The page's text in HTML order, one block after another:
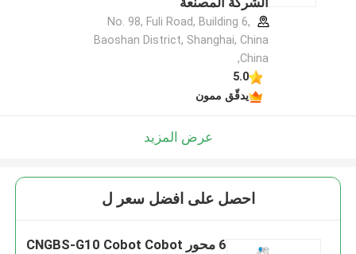
No. 98, Fuli Road, Building 6,
Baoshan District, Shanghai, China
,China
5.0
يدقّق ممون
عرض المزيد
احصل على افضل سعر ل
6 محور CNGBS-G10 Cobot Cobot